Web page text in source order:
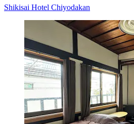
Shikisai Hotel Chiyodakan